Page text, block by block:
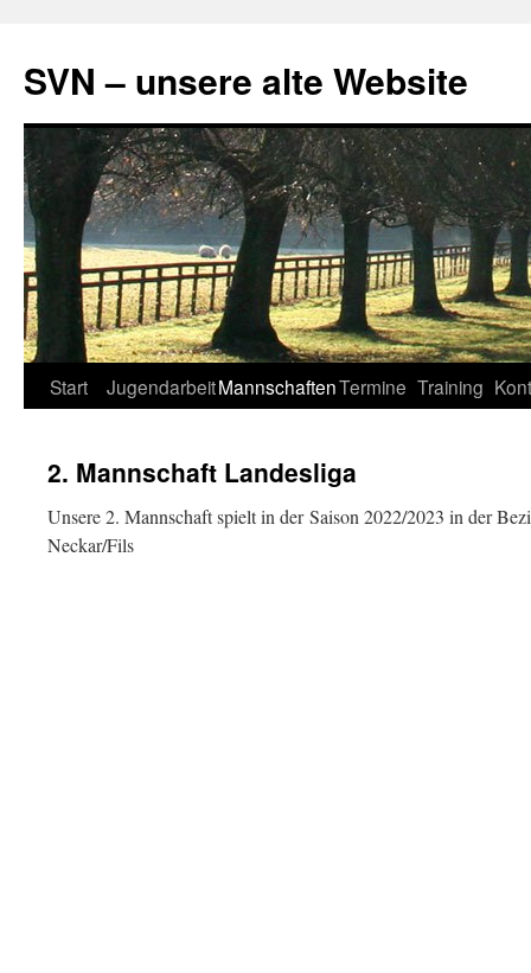
SVN – unsere alte Website
Zum
springen
Start JugendarbeitMannschaftenTermine Training
2. Mannschaft Landesliga
Unsere 2. Mannschaft spielt in der Saison 2022/2023 in der
Neckar/Fils